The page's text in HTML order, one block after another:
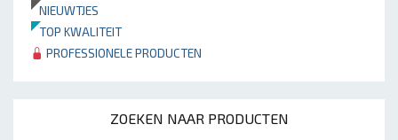
NIEUWTJES
TOP KWALITEIT
PROFESSIONELE PRODUCTEN
ZOEKEN NAAR PRODUCTEN